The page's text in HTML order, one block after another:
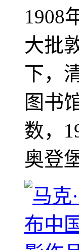
1908
大批
下，
图书
数，
奥登